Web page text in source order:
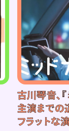
古川琴音、
主演までの
フラットな